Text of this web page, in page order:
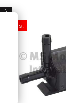
Új
Akciós!